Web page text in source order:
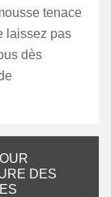
tenace
laissez pas
dès
DES